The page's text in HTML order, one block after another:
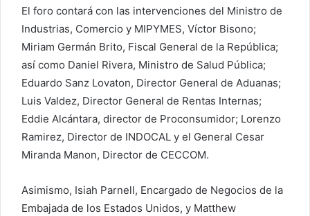
El foro contará con las intervenciones del Ministro de
Industrias, Comercio y MIPYMES, Víctor Bisono;
Miriam Germán Brito, Fiscal General de la República;
así como Daniel Rivera, Ministro de Salud Pública;
Eduardo Sanz Lovaton, Director General de Aduanas;
Luis Valdez, Director General de Rentas Internas;
Eddie Alcántara, director de Proconsumidor; Lorenzo
Ramirez, Director de INDOCAL y el General Cesar
Miranda Manon, Director de CECCOM.
Asimismo, Isiah Parnell, Encargado de Negocios de la
Embajada de los Estados Unidos, y Matthew